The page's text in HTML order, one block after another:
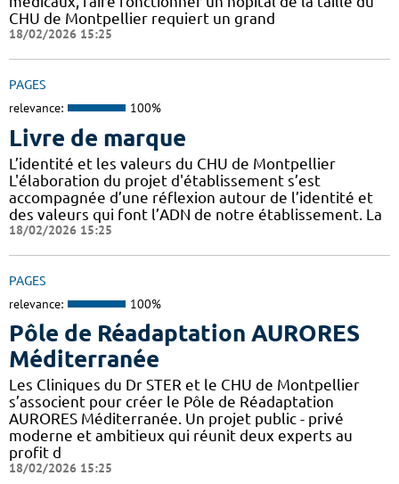
CHU de Montpellier requiert un grand
18/02/2026 15:25
PAGES
relevance: 100%
Livre de marque
L’identité et les valeurs du CHU de Montpellier
L'élaboration du projet d'établissement s’est
accompagnée d’une réflexion autour de l’identité et
des valeurs qui font l’ADN de notre établissement. La
18/02/2026 15:25
PAGES
relevance: 100%
Pôle de Réadaptation AURORES
Méditerranée
Les Cliniques du Dr STER et le CHU de Montpellier
s’associent pour créer le Pôle de Réadaptation
AURORES Méditerranée. Un projet public - privé
moderne et ambitieux qui réunit deux experts au
profit d
18/02/2026 15:25